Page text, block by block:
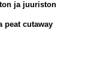
ja juuriston
peat cutaway